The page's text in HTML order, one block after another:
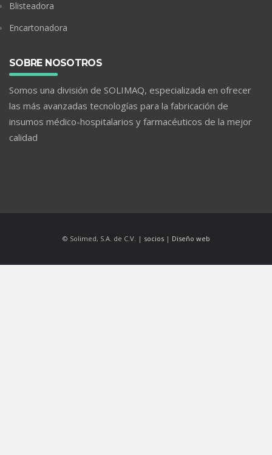
Blisteadora
Encartonadora
SOBRE NOSOTROS
Somos una división de SOLIMAQ, especializada en ofrecer
las más avanzadas tecnologías para la fabricación de
insumos médico-hospitalarios y farmacéuticos de la mejor
calidad
© Solimed, S.A. de C.V. | socios| Diseño web